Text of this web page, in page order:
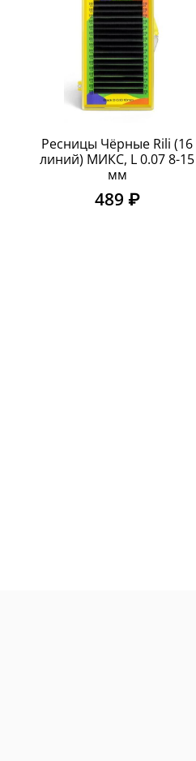
Ресницы Чёрные Rili (16
линий) МИКС, L 0.07 8-15
мм
489 ₽